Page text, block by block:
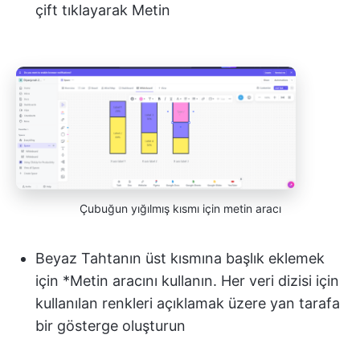
çift tıklayarak Metin
Çubuğun yığılmış kısmı için metin aracı
Beyaz Tahtanın üst kısmına başlık eklemek
için *Metin aracını kullanın. Her veri dizisi için
kullanılan renkleri açıklamak üzere yan tarafa
bir gösterge oluşturun